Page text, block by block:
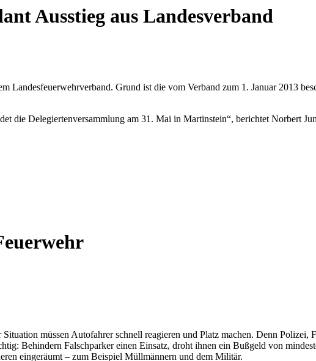
Ausstieg aus Landesverband
Grund ist die vom Verband zum 1. Januar 2013
die Delegiertenversammlung am 31. Mai in Martinstein“, berichtet Norbert
müssen Autofahrer schnell reagieren und Platz machen. Denn Polizei,
Behindern Falschparker einen Einsatz, droht ihnen ein Bußgeld von
eingeräumt – zum Beispiel Müllmännern und dem Militär.